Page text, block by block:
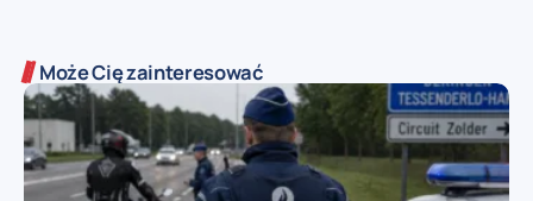
Może Cię zainteresować